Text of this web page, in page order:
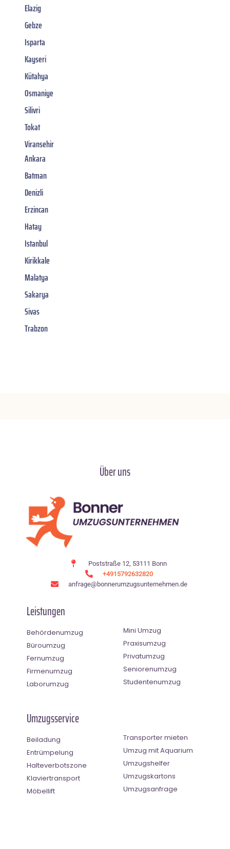
Elazig
Gebze
Isparta
Kayseri
Kütahya
Osmaniye
Silivri
Tokat
Viransehir
Ankara
Batman
Denizli
Erzincan
Hatay
Istanbul
Kirikkale
Malatya
Sakarya
Sivas
Trabzon
Über uns
Poststraße 12, 53111 Bonn
+4915792632820
anfrage@bonnerumzugsunternehmen.de
Leistungen
Behördenumzug
Büroumzug
Fernumzug
Firmenumzug
Laborumzug
Mini Umzug
Praxisumzug
Privatumzug
Seniorenumzug
Studentenumzug
Umzugsservice
Beiladung
Entrümpelung
Halteverbotszone
Klaviertransport
Möbellift
Transporter mieten
Umzug mit Aquarium
Umzugshelfer
Umzugskartons
Umzugsanfrage